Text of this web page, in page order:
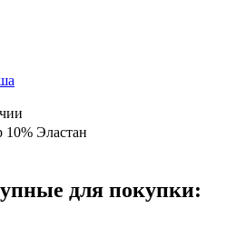
Эластан
для покупки: